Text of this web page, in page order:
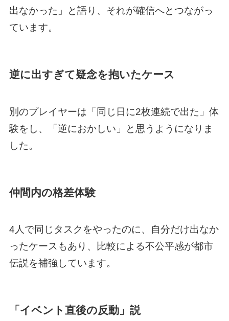
出なかった」と語り、それが確信へとつながっ
ています。
逆に出すぎて疑念を抱いたケース
別のプレイヤーは「同じ日に2枚連続で出た」体
験をし、「逆におかしい」と思うようになりま
した。
仲間内の格差体験
4人で同じタスクをやったのに、自分だけ出なか
ったケースもあり、比較による不公平感が都市
伝説を補強しています。
「イベント直後の反動」説